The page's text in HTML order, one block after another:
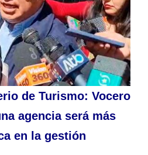
de Turismo: Vocero
agencia será más
en la gestión